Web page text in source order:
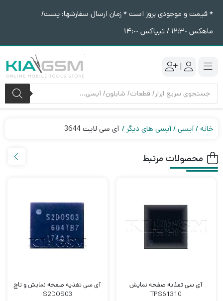
* قیمت و موجودی بروز است * زمان ارسال سفارشها: پست/
ماهکس ١٢:٣٠ / تیپاکس ١۴:٠٠
|
جستجوی
محصولات
خانه آیسی آیسی های دیگر آی سی لایت 3644
محصولات مرتبط
آی سی تغذیه صفحه نمایش
TPS61310
آی سی تغذیه صفحه نمایش و تاچ
S2DOS03